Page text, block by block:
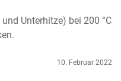
Unterhitze) bei 200 °C
10. Februar 2022